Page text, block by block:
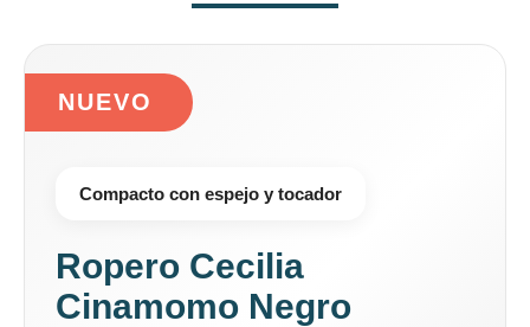
NUEVO
Compacto con espejo y tocador
Ropero Cecilia
Cinamomo Negro